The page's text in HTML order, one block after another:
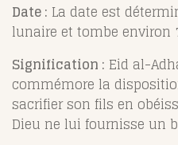
Date : La date est
lunaire et tombe environ
Signification : Eid al-
commémore la
sacrifier son fils en
Dieu ne lui fournisse un